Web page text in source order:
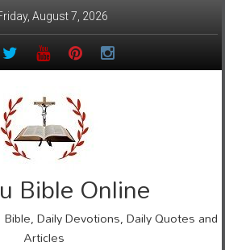
August 7, 2026
Bible Online
Daily Devotions, Daily Quotes and
Articles